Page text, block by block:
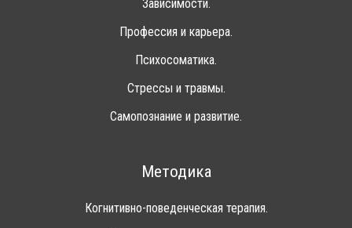
Зависимости.
Профессия и карьера.
Психосоматика.
Стрессы и травмы.
Самопознание и развитие.
Методика
Когнитивно-поведенческая терапия.